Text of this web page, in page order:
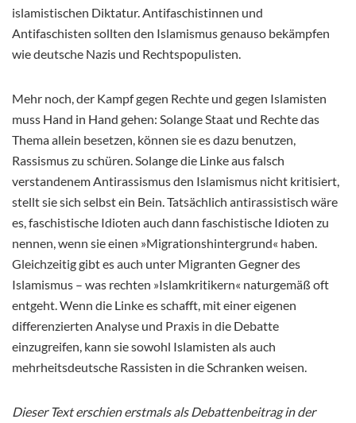
islamistischen Diktatur. Antifaschistinnen und
Antifaschisten sollten den Islamismus genauso bekämpfen
wie deutsche Nazis und Rechtspopulisten.
Mehr noch, der Kampf gegen Rechte und gegen Islamisten
muss Hand in Hand gehen: Solange Staat und Rechte das
Thema allein besetzen, können sie es dazu benutzen,
Rassismus zu schüren. Solange die Linke aus falsch
verstandenem Antirassismus den Islamismus nicht kritisiert,
stellt sie sich selbst ein Bein. Tatsächlich antirassistisch wäre
es, faschistische Idioten auch dann faschistische Idioten zu
nennen, wenn sie einen »Migrationshintergrund« haben.
Gleichzeitig gibt es auch unter Migranten Gegner des
Islamismus – was rechten »Islamkritikern« naturgemäß oft
entgeht. Wenn die Linke es schafft, mit einer eigenen
differenzierten Analyse und Praxis in die Debatte
einzugreifen, kann sie sowohl Islamisten als auch
mehrheitsdeutsche Rassisten in die Schranken weisen.
Dieser Text erschien erstmals als Debattenbeitrag in der